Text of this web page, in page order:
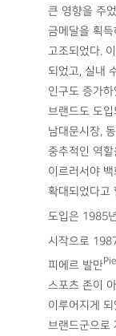
큰 영향을 주
금메달을 획
고조되었다.
되었고, 실내
인구도 증가하
브랜드도 도
남대문시장,
중추적인 역
이르러서야
확대되었다고
도입은 1985
시작으로
피에르 발만
스포츠 존이
이루어지게
브랜드군으로